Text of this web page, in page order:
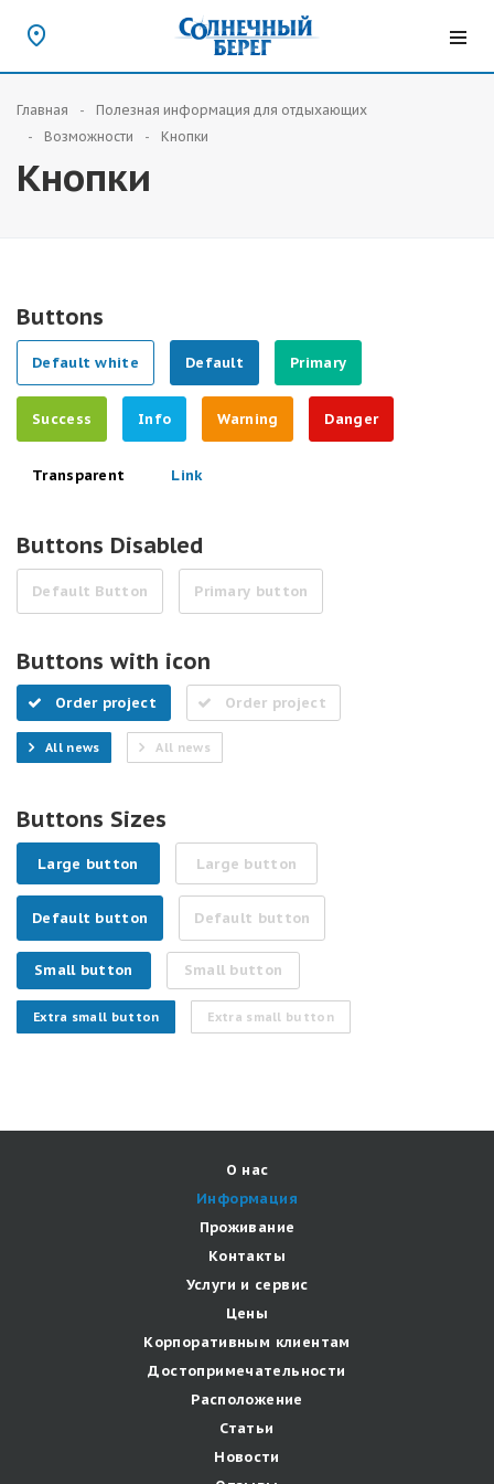
Главная
Полезная информация для отдыхающих
Возможности
Кнопки
Кнопки
Buttons
Default white Default Primary
Success Info Warning Danger
Transparent Link
Buttons Disabled
Default Button Primary button
Buttons with icon
Order project Order project
All news All news
Buttons Sizes
Large button Large button
Default button Default button
Small button Small button
Extra small button Extra small button
О нас
Информация
Проживание
Контакты
Услуги и сервис
Цены
Корпоративным клиентам
Достопримечательности
Расположение
Статьи
Новости